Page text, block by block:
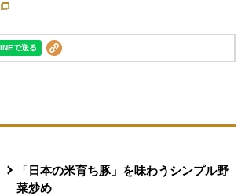
別のウィンドウで開きます。
「日本の米育ち豚」を味わうシンプル野
菜炒め